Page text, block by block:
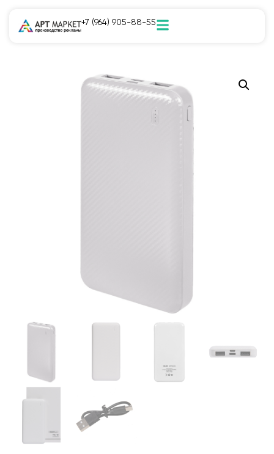
+7 (964) 905-88-55